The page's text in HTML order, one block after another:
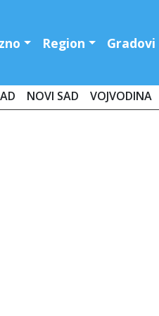
Region Gradovi
NOVI SAD VOJVODINA